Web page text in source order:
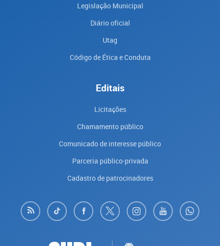
Legislação Municipal
Diário oficial
Utag
Código de Ética e Conduta
Editais
Licitações
Chamamento público
Comunicado de interesse público
Parceria público-privada
Cadastro de patrocinadores